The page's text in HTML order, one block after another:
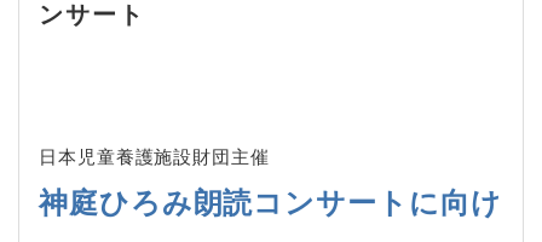
ンサート
日本児童養護施設財団主催
神庭ひろみ朗読コンサートに向け